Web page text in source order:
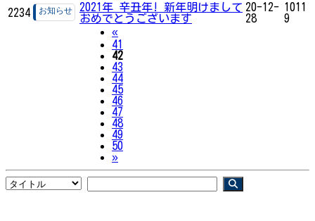
2234
2021年 辛丑年! 新年明けまして
おめでとうございます
20-12-
28
1011
9
«Previous
41
42
43
44
45
46
47
48
49
50
»Next